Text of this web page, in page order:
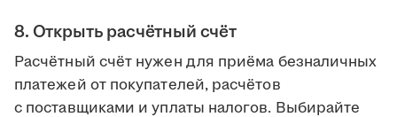
8. Открыть расчётный счёт
Расчётный счёт нужен для приёма безналичных
платежей от покупателей, расчётов
с поставщиками и уплаты налогов. Выбирайте